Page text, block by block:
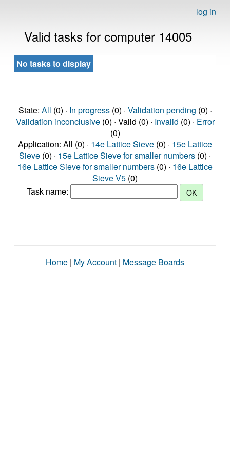
log in
Valid tasks for computer 14005
No tasks to display
State: All (0) · In progress(0) · Validation pending (0) ·
Validation inconclusive(0) · Valid (0) · Invalid (0) · Error
(0)
Application: All (0) · 14e Lattice Sieve (0) · 15e Lattice
Sieve (0) · 15e Lattice Sieve for smaller numbers (0) ·
16e Lattice Sieve for smaller numbers (0) · 16e Lattice
Sieve V5 (0)
Task name:
Home | My Account | Message Boards